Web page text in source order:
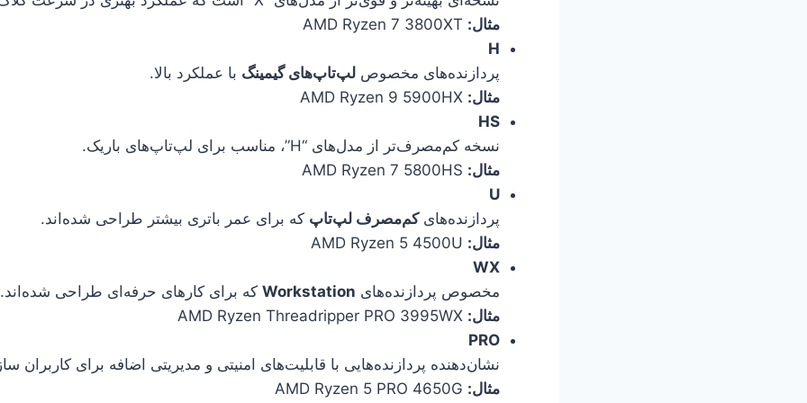
مثال:
H
پردازنده‌های مخصوص لپ‌تاپ‌های گیمینگ با عملکرد بالا.
مثال:
HS
نسخه کم‌مصرف‌تر از مدل‌های “H”، مناسب برای لپ‌تاپ‌های باریک.
مثال:
U
پردازنده‌هایکم‌مصرف لپ‌تاپ که برای عمر باتری بیشتر طراحی شده‌اند.
مثال:
WX
مخصوص پردازنده‌های Workstation که برای کارهای حرفه‌ای طراحی شده‌اند.
مثال:
PRO
نشان‌دهنده پردازنده‌هایی با قابلیت‌های امنیتی و مدیریتی اضافه برای کاربران
مثال: